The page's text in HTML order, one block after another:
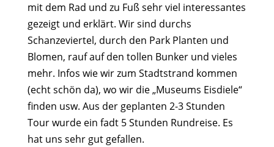
mit dem Rad und zu Fuß sehr viel interessantes
gezeigt und erklärt. Wir sind durchs
Schanzeviertel, durch den Park Planten und
Blomen, rauf auf den tollen Bunker und vieles
mehr. Infos wie wir zum Stadtstrand kommen
(echt schön da), wo wir die „Museums Eisdiele“
finden usw. Aus der geplanten 2-3 Stunden
Tour wurde ein fadt 5 Stunden Rundreise. Es
hat uns sehr gut gefallen.